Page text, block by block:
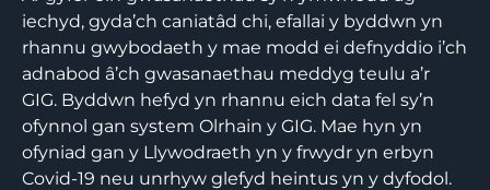
iechyd, gyda’ch caniatâd chi, efallai y byddwn yn
rhannu gwybodaeth y mae modd ei defnyddio i’ch
adnabod â’ch gwasanaethau meddyg teulu a’r
GIG. Byddwn hefyd yn rhannu eich data fel sy’n
ofynnol gan system Olrhain y GIG. Mae hyn yn
ofyniad gan y Llywodraeth yn y frwydr yn erbyn
Covid-19 neu unrhyw glefyd heintus yn y dyfodol.